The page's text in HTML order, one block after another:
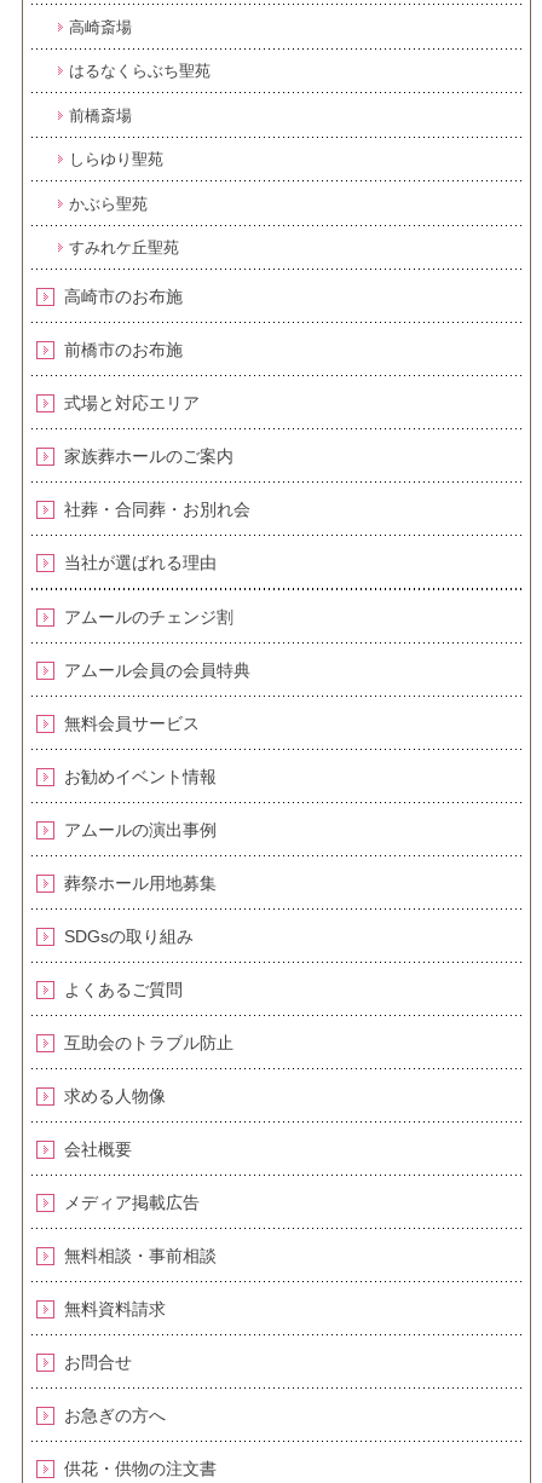
高崎斎場
はるなくらぶち聖苑
前橋斎場
しらゆり聖苑
かぶら聖苑
すみれケ丘聖苑
高崎市のお布施
前橋市のお布施
式場と対応エリア
家族葬ホールのご案内
社葬・合同葬・お別れ会
当社が選ばれる理由
アムールのチェンジ割
アムール会員の会員特典
無料会員サービス
お勧めイベント情報
アムールの演出事例
葬祭ホール用地募集
SDGsの取り組み
よくあるご質問
互助会のトラブル防止
求める人物像
会社概要
メディア掲載広告
無料相談・事前相談
無料資料請求
お問合せ
お急ぎの方へ
供花・供物の注文書